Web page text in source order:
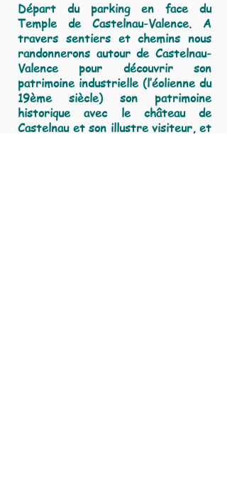
Départ du parking en face du
Temple de Castelnau-Valence. A
travers sentiers et chemins nous
randonnerons autour de Castelnau-
Valence pour découvrir son
patrimoine industrielle (l’éolienne du
19ème siècle) son patrimoine
historique avec le château de
Castelnau et son illustre visiteur, et